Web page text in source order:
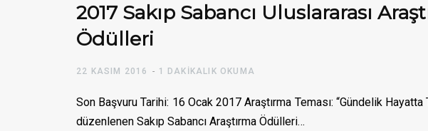
2017 Sakıp Sabancı Uluslararası
Ödülleri
22 KASIM 2016 1 DAKIKALIK OKUMA
Son Başvuru Tarihi: 16 Ocak 2017 Araştırma Teması: “Gündelik
düzenlenen Sakıp Sabancı Araştırma Ödülleri…